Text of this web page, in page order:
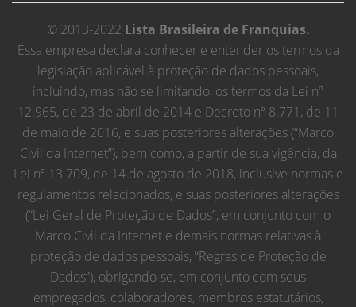
© 2013-2022 Lista Brasileira de Franquias.
Essa empresa declara conhecer e entender os termos da
legislação aplicável à proteção de dados pessoais,
incluindo, mas não se limitando, os termos da Lei nº
12.965, de 23 de abril de 2014 e Decreto nº 8.771, de 11
de maio de 2016, e suas posteriores alterações (“Marco
Civil da Internet”), bem como, a partir de sua vigência, da
Lei nº 13.709, de 14 de agosto de 2018, inclusive normas e
regulamentos relacionados, e suas posteriores alterações
(“Lei Geral de Proteção de Dados”, em conjunto com o
Marco Civil da Internet e demais normas relativas à
proteção de dados pessoais, “Regras de Proteção de
Dados”), obrigando-se, em conjunto com seus
empregados, colaboradores, membros estatutários,